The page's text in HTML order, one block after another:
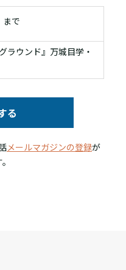
まで
ラウンド』万城目学・
る
メールマガジンの登録が